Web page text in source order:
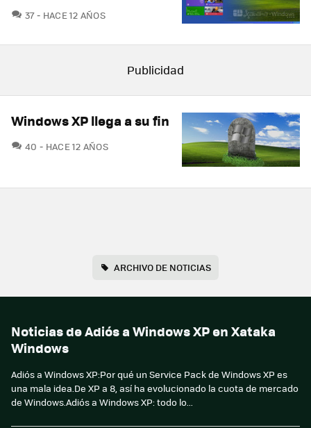
37COMENTARIOS
HACE 12 AÑOS
Windows XP llega a su fin
40 COMENTARIOS
HACE 12 AÑOS
ARCHIVO DE NOTICIAS
Noticias de Adiós a Windows XP en Xataka
Windows
Adiós a Windows XP:Por qué un Service Pack de Windows XP es
una mala idea.De XP a 8, así ha evolucionado la cuota de mercado
de Windows.Adiós a Windows XP: todo lo...